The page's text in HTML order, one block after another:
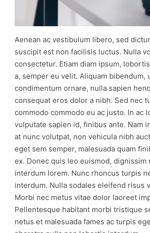
Aenean ac vestibulum libero, sed
suscipit est non facilisis luctus. Nulla
consectetur. Etiam diam ipsum,
a, semper eu velit. Aliquam bibendum,
condimentum ornare, nulla sapien
consequat eros dolor a nibh. Sed nec
commodo commodo eu ac justo. In ac
vulputate sapien id, finibus ante. Nam
at nunc volutpat, non vehicula nibh
eget sem semper, malesuada quam
ex. Donec quis leo euismod, dignissim
interdum lorem. Nunc rhoncus turpis
interdum. Nulla sodales eleifend risus
Morbi nec metus vitae dolor laoreet
Pellentesque habitant morbi tristique
netus et malesuada fames ac turpis